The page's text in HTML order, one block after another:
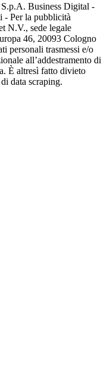
Business Digital -
- Per la pubblicità
N.V., sede legale
46, 20093 Cologno
personali trasmessi e/o
all’addestramento di
È altresì fatto divieto
data scraping.